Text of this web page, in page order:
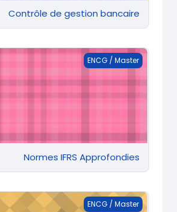
Contrôle de gestion bancaire
Normes IFRS Approfondies
ENCG / Master
Normes IFRS Approfondies
Normes IFRS
ENCG / Master